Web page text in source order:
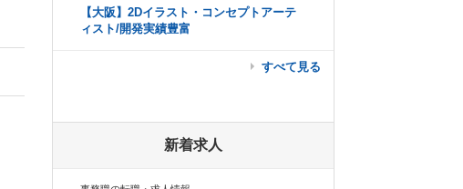
【大阪】2Dイラスト・コンセプトアーテ
ィスト/開発実績豊富
すべて見る
新着求人